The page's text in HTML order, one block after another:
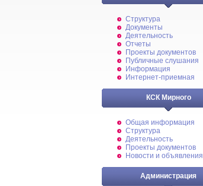
Структура
Документы
Деятельность
Отчеты
Проекты документов
Публичные слушания
Информация
Интернет-приемная
КСК Мирного
Общая информация
Структура
Деятельность
Проекты документов
Новости и объявления
Администрация